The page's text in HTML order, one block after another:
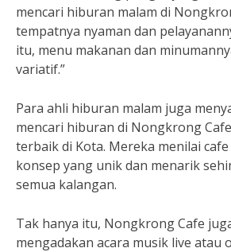
mencari hiburan malam di
tempatnya nyaman dan
itu, menu makanan dan
variatif.”
Para ahli hiburan malam juga
mencari hiburan di Nongkrong
terbaik di Kota. Mereka menilai
konsep yang unik dan menarik
semua kalangan.
Tak hanya itu, Nongkrong Cafe
mengadakan acara musik live atau